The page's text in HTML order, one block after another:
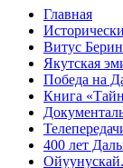
Главная
Витус
Якутская
Победа на
Книга
400 лет